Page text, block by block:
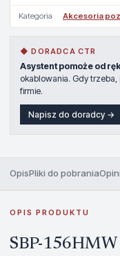
Kategoria Akcesoria
◆ DORADCA CTR
Asystent pomoże od
okablowania. Gdy
firmie.
Napisz do doradcy →
OpisPliki do pobrania
OPIS PRODUKTU
SBP-